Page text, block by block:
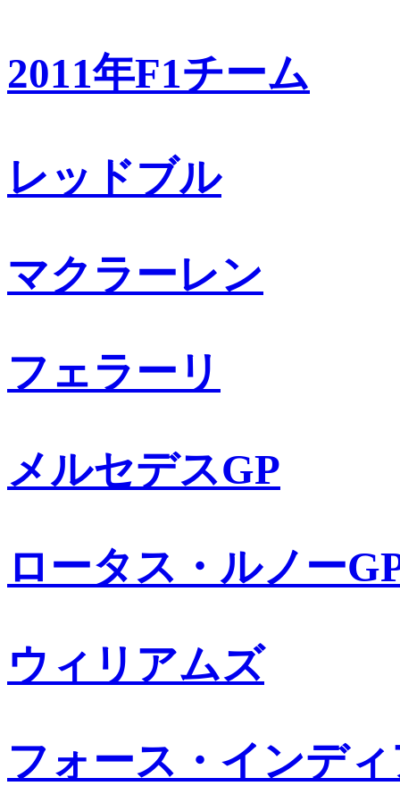
2011年F1チーム
レッドブル
マクラーレン
フェラーリ
メルセデスGP
ロータス・ルノー
ウィリアムズ
フォース・インデ